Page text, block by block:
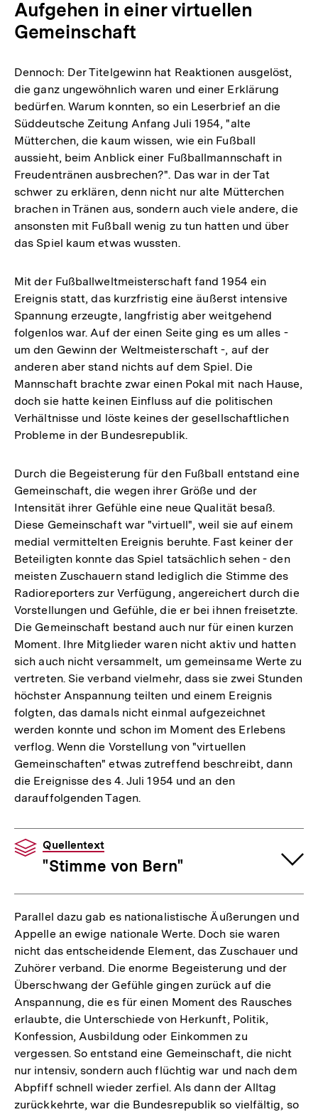
Aufgehen in einer virtuellen
Gemeinschaft
Dennoch: Der Titelgewinn hat Reaktionen ausgelöst,
die ganz ungewöhnlich waren und einer Erklärung
bedürfen. Warum konnten, so ein Leserbrief an die
Süddeutsche Zeitung Anfang Juli 1954, "alte
Mütterchen, die kaum wissen, wie ein Fußball
aussieht, beim Anblick einer Fußballmannschaft in
Freudentränen ausbrechen?". Das war in der Tat
schwer zu erklären, denn nicht nur alte Mütterchen
brachen in Tränen aus, sondern auch viele andere, die
ansonsten mit Fußball wenig zu tun hatten und über
das Spiel kaum etwas wussten.
Mit der Fußballweltmeisterschaft fand 1954 ein
Ereignis statt, das kurzfristig eine äußerst intensive
Spannung erzeugte, langfristig aber weitgehend
folgenlos war. Auf der einen Seite ging es um alles -
um den Gewinn der Weltmeisterschaft -, auf der
anderen aber stand nichts auf dem Spiel. Die
Mannschaft brachte zwar einen Pokal mit nach Hause,
doch sie hatte keinen Einfluss auf die politischen
Verhältnisse und löste keines der gesellschaftlichen
Probleme in der Bundesrepublik.
Durch die Begeisterung für den Fußball entstand eine
Gemeinschaft, die wegen ihrer Größe und der
Intensität ihrer Gefühle eine neue Qualität besaß.
Diese Gemeinschaft war "virtuell", weil sie auf einem
medial vermittelten Ereignis beruhte. Fast keiner der
Beteiligten konnte das Spiel tatsächlich sehen - den
meisten Zuschauern stand lediglich die Stimme des
Radioreporters zur Verfügung, angereichert durch die
Vorstellungen und Gefühle, die er bei ihnen freisetzte.
Die Gemeinschaft bestand auch nur für einen kurzen
Moment. Ihre Mitglieder waren nicht aktiv und hatten
sich auch nicht versammelt, um gemeinsame Werte zu
vertreten. Sie verband vielmehr, dass sie zwei Stunden
höchster Anspannung teilten und einem Ereignis
folgten, das damals nicht einmal aufgezeichnet
werden konnte und schon im Moment des Erlebens
verflog. Wenn die Vorstellung von "virtuellen
Gemeinschaften" etwas zutreffend beschreibt, dann
die Ereignisse des 4. Juli 1954 und an den
darauffolgenden Tagen.
Quellentext
"Stimme von Bern"
Parallel dazu gab es nationalistische Äußerungen und
Appelle an ewige nationale Werte. Doch sie waren
nicht das entscheidende Element, das Zuschauer und
Zuhörer verband. Die enorme Begeisterung und der
Überschwang der Gefühle gingen zurück auf die
Anspannung, die es für einen Moment des Rausches
erlaubte, die Unterschiede von Herkunft, Politik,
Konfession, Ausbildung oder Einkommen zu
vergessen. So entstand eine Gemeinschaft, die nicht
nur intensiv, sondern auch flüchtig war und nach dem
Abpfiff schnell wieder zerfiel. Als dann der Alltag
zurückkehrte, war die Bundesrepublik so vielfältig, so